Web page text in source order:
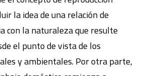
la idea de una relación de
con la naturaleza que resulte
el punto de vista de los
y ambientales. Por otra parte,